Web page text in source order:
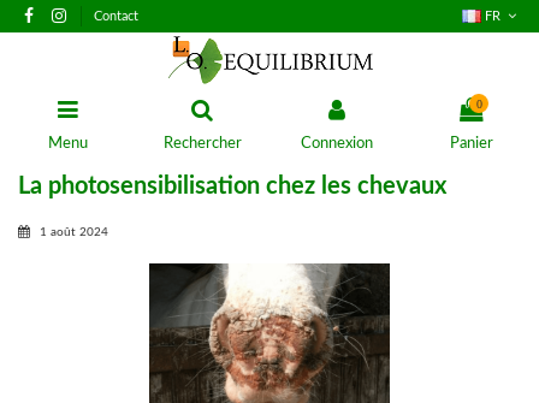
Contact FR
Menu Rechercher Connexion
0
Panier
La photosensibilisation chez les chevaux
1 août 2024